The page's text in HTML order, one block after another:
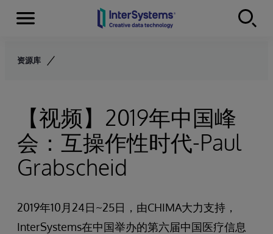
Skip to content
Menu
资源库
【视频】2019年中国峰
会：互操作性时代-Paul
Grabscheid
2019年10月24日~25日，由CHIMA大力支持，
InterSystems在中国举办的第六届中国医疗信息